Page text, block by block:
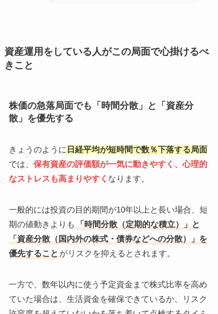
資産運用をしている人がこの局面で心掛けるべ
きこと
株価の急落局面でも「時間分散」と「資産分
散」を優先する
きょうのように 日経平均が短時間で数％下落する局面
では、 保有資産の評価額が一気に動きやすく、心理的
なストレスも高まりやすく なります。
一般的には投資の目的期間が10年以上と長い場合、短
期の値動きよりも
「時間分散（定期的な積立）」と
「資産分散（国内外の株式・債券などへの分散）」を
優先すること がリスクを抑えるとされます。
一方で、数年以内に使う予定資金まで株式比率を高め
ていた場合は、生活資金を確保できているか、リスク